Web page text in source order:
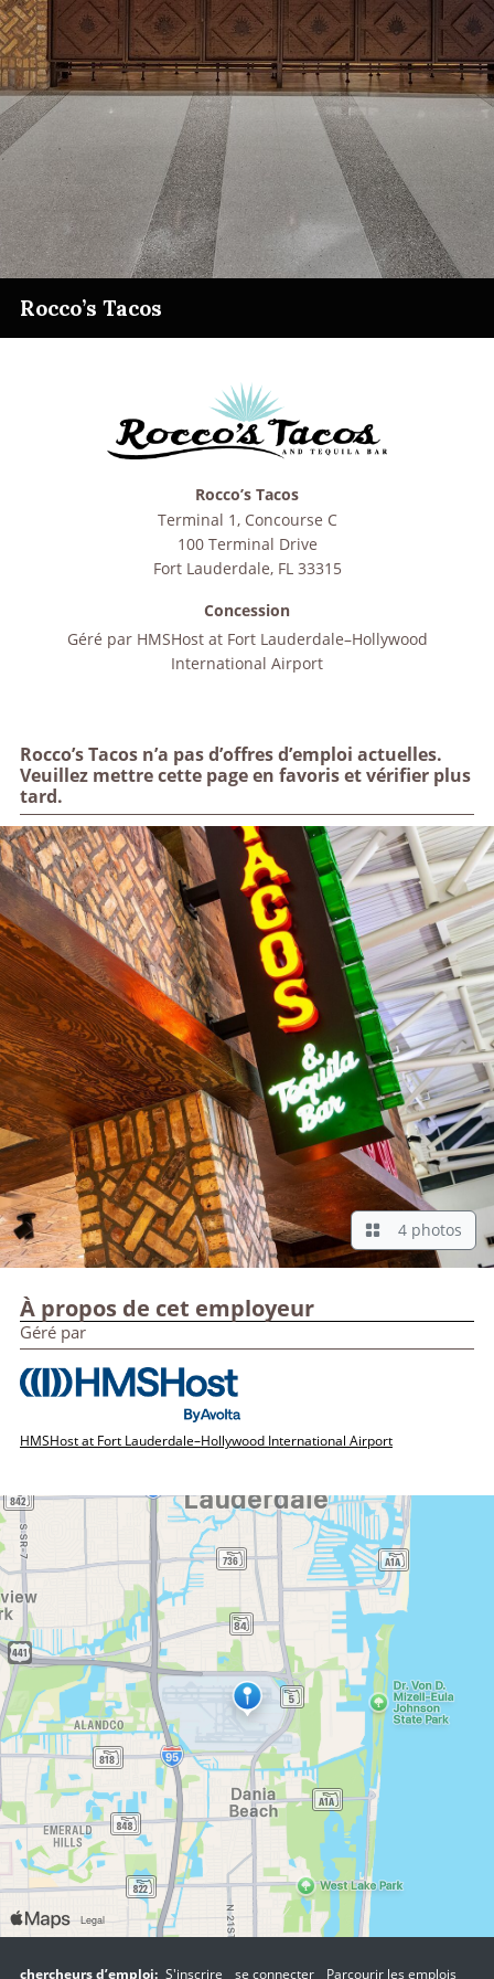
Rocco’s Tacos
Rocco’s Tacos n’a pas d’offres d’emploi actuelles.
Veuillez mettre cette page en favoris et vérifier plus
tard.
Rocco’s Tacos
Terminal 1, Concourse C
100 Terminal Drive
Fort Lauderdale, FL 33315
Concession
Géré par HMSHost at Fort Lauderdale–Hollywood
International Airport
4 photos
À propos de cet employeur
Géré par
HMSHost at Fort Lauderdale–Hollywood International Airport
chercheurs d’emploi: S'inscrire se connecter Parcourir les emplois